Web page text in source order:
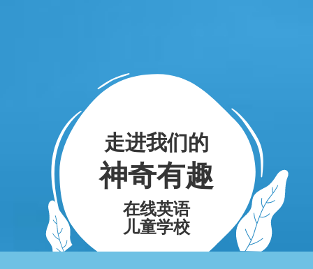
走进我们的
神奇有趣
在线英语
儿童学校